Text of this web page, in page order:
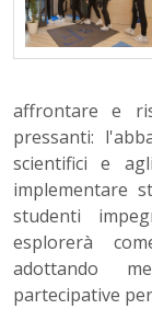
affrontare e
pressanti:
scientifici e
implementare
studenti
esplorerà
adottando
partecipative